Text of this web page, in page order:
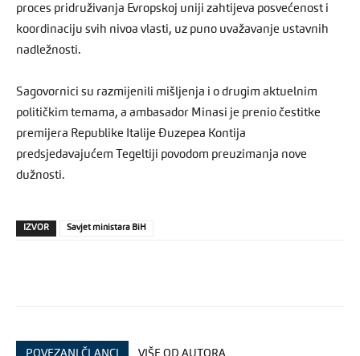
proces pridruživanja Evropskoj uniji zahtijeva posvećenost i
koordinaciju svih nivoa vlasti, uz puno uvažavanje ustavnih
nadležnosti.
Sagovornici su razmijenili mišljenja i o drugim aktuelnim
političkim temama, a ambasador Minasi je prenio čestitke
premijera Republike Italije Đuzepea Kontija
predsjedavajućem Tegeltiji povodom preuzimanja nove
dužnosti.
IZVOR Savjet ministara BiH